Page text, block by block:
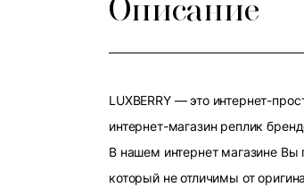
Описание
LUXBERRY — это интернет-
интернет-магазин реплик
В нашем интернет магазине Вы
который не отличимы от